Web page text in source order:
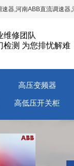
器,河南ABB直流调速
维修团队
检测 为您排忧解难
高压变频器
高低压开关柜